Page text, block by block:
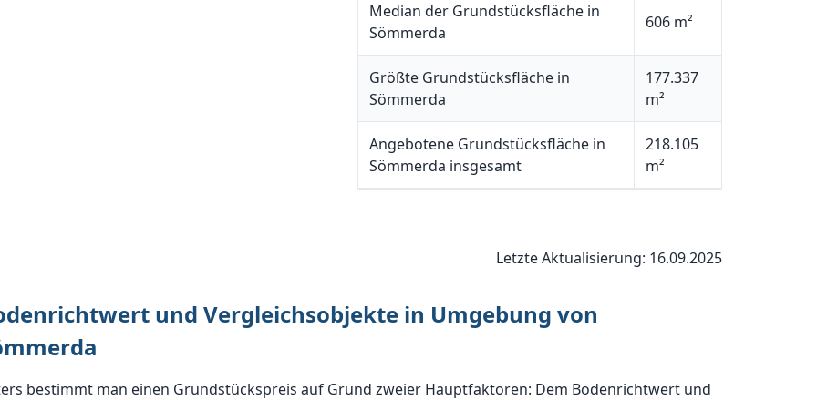
Median der Grundstücksfläche in
Sömmerda
606 m²
Größte Grundstücksfläche in
Sömmerda
177.337
m²
Angebotene Grundstücksfläche in
Sömmerda insgesamt
218.105
m²
Letzte Aktualisierung: 16.09.2025
und Vergleichsobjekte in Umgebung von
bestimmt man einen Grundstückspreis auf Grund zweier Hauptfaktoren: Dem Bodenrichtwert und